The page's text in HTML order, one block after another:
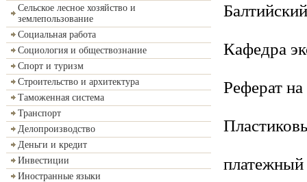
Сельское лесное хозяйство и
землепользование
Социальная работа
Социология и обществознание
Спорт и туризм
Строительство и архитектура
Таможенная система
Транспорт
Делопроизводство
Деньги и кредит
Инвестиции
Иностранные языки
Кафедра
Реферат
платежный